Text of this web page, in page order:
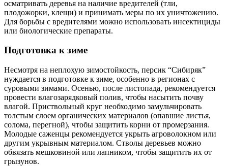
осматривать деревья на наличие вредителей (тли,
плодожорки, клещи) и принимать меры по их уничтожению.
Для борьбы с вредителями можно использовать инсектициды
или биологические препараты.
Подготовка к зиме
Несмотря на неплохую зимостойкость, персик “Сибиряк”
нуждается в подготовке к зиме, особенно в регионах с
суровыми зимами. Осенью, после листопада, рекомендуется
провести влагозарядковый полив, чтобы насытить почву
влагой. Приствольный круг необходимо замульчировать
толстым слоем органических материалов (опавшие листья,
солома, перегной), чтобы защитить корни от промерзания.
Молодые саженцы рекомендуется укрыть агроволокном или
другим укрывным материалом. Стволы деревьев можно
обвязать мешковиной или лапником, чтобы защитить их от
грызунов.